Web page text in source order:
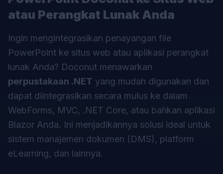
atau Perangkat Lunak Anda
Ingin mengintegrasikan penayangan file
PowerPoint ke situs web atau aplikasi perangkat
lunak Anda? Doconut menawarkan
perpustakaan .NET yang mudah digunakan dan
dapat diintegrasikan secara mulus ke dalam
WebForms, MVC, .NET Core, atau bahkan aplikasi
Blazor Anda. Ini menjadikannya solusi ideal untuk
sistem manajemen dokumen (DMS), platform
eLearning, dan lainnya.